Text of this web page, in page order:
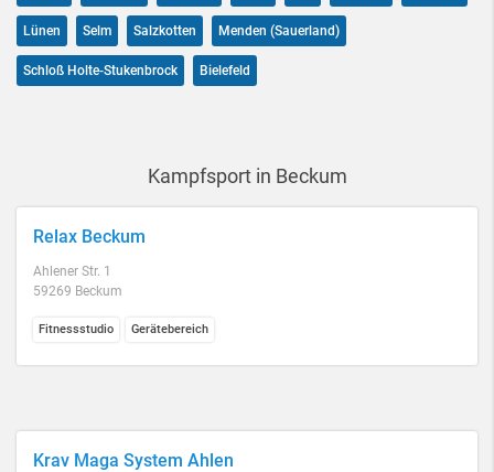
Lünen Selm Salzkotten Menden (Sauerland)
Schloß Holte-Stukenbrock Bielefeld
Kampfsport in Beckum
Relax Beckum
Ahlener Str. 1
59269 Beckum
Fitnessstudio Gerätebereich
Krav Maga System Ahlen